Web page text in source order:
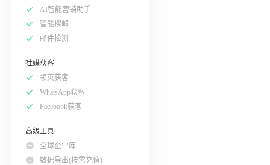
AI智能营销助手
智能搜邮
邮件检测
社媒获客
领英获客
WhatsApp获客
Facebook获客
高级工具
全球企业库
数据导出(按需充值)